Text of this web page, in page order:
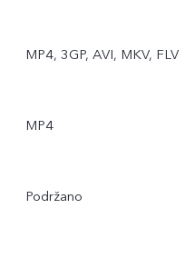
MP4, 3GP, AVI, MKV, FLV
MP4
Podržano